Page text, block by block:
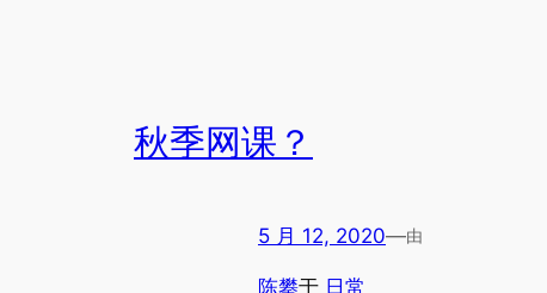
秋季网课？
5 月 12, 2020—由
陈攀于 日常